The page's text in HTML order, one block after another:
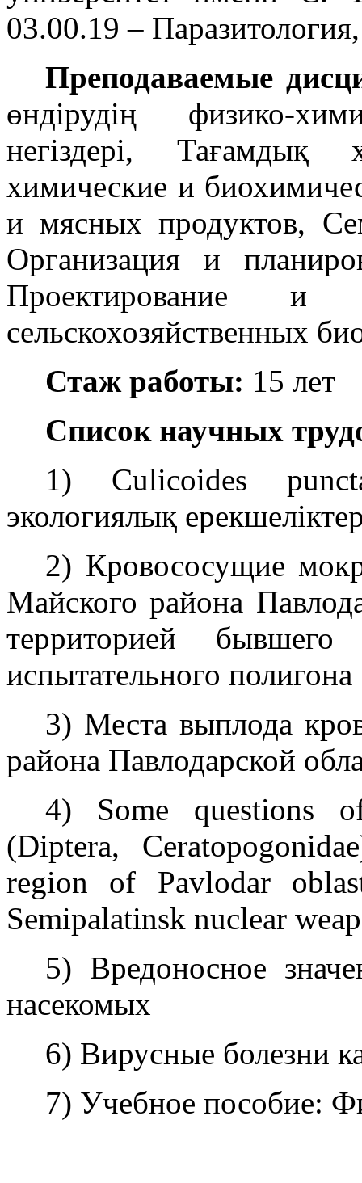
03.00.19 –
Преподаваемые
өндірудің физико-
негіздері,
химические и
и мясных продуктов,
Организация и
Проектирование и
сельскохозяйственных
Стаж работы: 15 лет
Список научных
1) Culicoides
экологиялық
2) Кровососущие
Майского района
территорией бывшего
испытательного полигона
3) Места выплода
района Павлодарской
4) Some questions
(Diptera,
region of Pavlodar
Semipalatinsk nuclear
5) Вредоносное
насекомых
6) Вирусные болезни
7) Учебное пособие: